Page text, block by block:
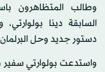
وطالب المتظاهرون
السابقة دينا
دستور جديد وحل
واستدعت بولوارتي سفير